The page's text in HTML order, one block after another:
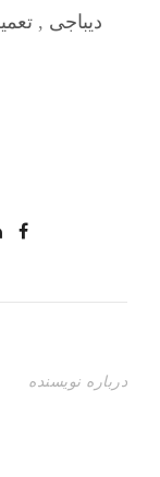
دیباجی ,
درباره نویسنده